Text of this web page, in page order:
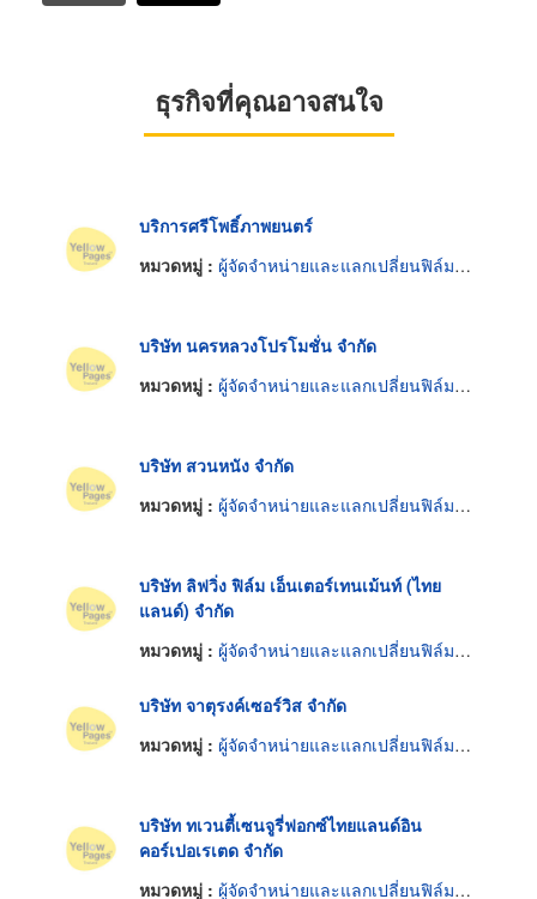
ธุรกิจที่คุณอาจสนใจ
บริการศรีโพธิ์ภาพยนตร์
หมวดหมู่ : ผู้จัดจำหน่ายและแลกเปลี่ยนฟิล์มภาพยนตร์
บริษัท นครหลวงโปรโมชั่น จำกัด
หมวดหมู่ : ผู้จัดจำหน่ายและแลกเปลี่ยนฟิล์มภาพยนตร์
บริษัท สวนหนัง จำกัด
หมวดหมู่ : ผู้จัดจำหน่ายและแลกเปลี่ยนฟิล์มภาพยนตร์
บริษัท ลิฟวิ่ง ฟิล์ม เอ็นเตอร์เทนเม้นท์ (ไทย
แลนด์) จำกัด
หมวดหมู่ : ผู้จัดจำหน่ายและแลกเปลี่ยนฟิล์มภาพยนตร์
บริษัท จาตุรงค์เซอร์วิส จำกัด
หมวดหมู่ : ผู้จัดจำหน่ายและแลกเปลี่ยนฟิล์มภาพยนตร์
บริษัท ทเวนตี้เซนจูรี่ฟอกซ์ไทยแลนด์อิน
คอร์เปอเรเตด จำกัด
หมวดหมู่ : ผู้จัดจำหน่ายและแลกเปลี่ยนฟิล์มภาพยนตร์